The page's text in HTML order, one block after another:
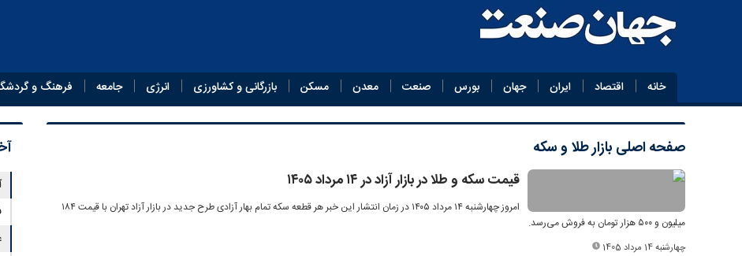
خانه اقتصاد ایران جهان بورس صنعت معدن مسکن بازرگانی و کشاورزی انرژی جامعه فرهنگ و
صفحه اصلی بازار طلا و سکه
قیمت سکه و طلا در بازار آزاد در ۱۴ مرداد ۱۴۰۵
امروز چهارشنبه ۱۴ مرداد ۱۴۰۵ در زمان انتشار این خبر هر قطعه سکه تمام بهار آزادی طرح جدید در بازار آزاد تهران با قیمت ۱۸۴
میلیون و ۵۰۰ هزار تومان به فروش می‌رسد.
چهارشنبه 14 مرداد 1405